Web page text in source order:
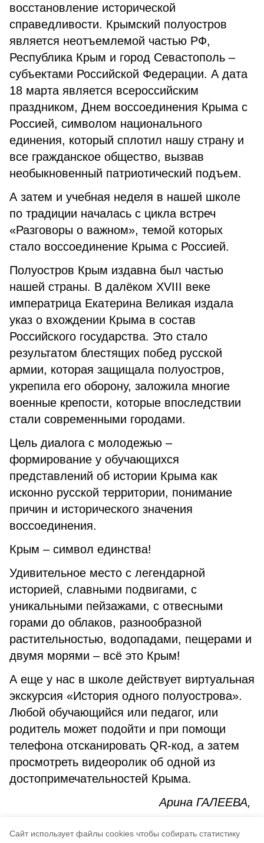
Cайт использует файлы cookies чтобы собирать статистику
восстановление исторической
справедливости. Крымский полуостров
является неотъемлемой частью РФ,
Республика Крым и город Севастополь –
субъектами Российской Федерации. А дата
18 марта является всероссийским
праздником, Днем воссоединения Крыма с
Россией, символом национального
единения, который сплотил нашу страну и
все гражданское общество, вызвав
необыкновенный патриотический подъем.
А затем и учебная неделя в нашей школе
по традиции началась с цикла встреч
«Разговоры о важном», темой которых
стало воссоединение Крыма с Россией.
Полуостров Крым издавна был частью
нашей страны. В далёком XVIII веке
императрица Екатерина Великая издала
указ о вхождении Крыма в состав
Российского государства. Это стало
результатом блестящих побед русской
армии, которая защищала полуостров,
укрепила его оборону, заложила многие
военные крепости, которые впоследствии
стали современными городами.
Цель диалога с молодежью –
формирование у обучающихся
представлений об истории Крыма как
исконно русской территории, понимание
причин и исторического значения
воссоединения.
Крым – символ единства!
Удивительное место с легендарной
историей, славными подвигами, с
уникальными пейзажами, с отвесными
горами до облаков, разнообразной
растительностью, водопадами, пещерами и
двумя морями – всё это Крым!
А еще у нас в школе действует виртуальная
экскурсия «История одного полуострова».
Любой обучающийся или педагог, или
родитель может подойти и при помощи
телефона отсканировать QR-код, а затем
просмотреть видеоролик об одной из
достопримечательностей Крыма.
Арина ГАЛЕЕВА,